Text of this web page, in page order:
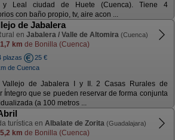
y Leal ciudad de Huete (Cuenca). Tiene 4
con baño propio, tv, aire acon ...
de Jabalera
en Jabalera / Valle de Altomira (Cuenca)
km de Bonilla (Cuenca)
plazas
25 €
de Cuenca
Vallejo de Jabalera I y II. 2 Casas Rurales de
Íntegro que se pueden reservar de forma conjunta
(a 100 metros ...
turística en Albalate de Zorita (Guadalajara)
km de Bonilla (Cuenca)